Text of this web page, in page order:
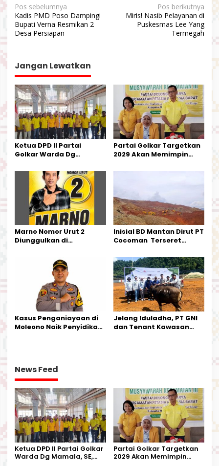
N
a
v
g
a
s
i
p
o
s
Pos sebelumnya
Kadis PMD Poso Dampingi
Bupati Verna Resmikan 2
Desa Persiapan
Pos berikutnya
Miris! Nasib Pelayanan di
Puskesmas Lee Yang
Termegah
Jangan Lewatkan
Ketua DPD II Partai
Golkar Warda Dg
Pengurus Parti
Kecamatan Petasia dan
Kecamatan Petbar
Partai Golkar Targetkan
2029 Akan Memimpin
Marno Nomor Urut 2
Diunggulkan di
Kesederhanaannya Jadi
Harapan Warga
Inisial BD Mantan Dirut PT
Cocoman Terseret
Tata Kelola Tambang
Kalimantan Barat
Kasus Penganiayaan di
Moleono Naik Penyidikan,
Jelang Iduladha, PT GNI
dan Tenant Kawasan
News Feed
Ketua DPD II Partai Golkar
Warda Dg Mamala, SE,
Partai Golkar Targetkan
2029 Akan Memimpin